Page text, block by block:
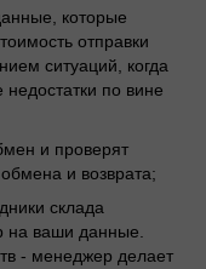
которые
отправки
ситуаций, когда
по вине
и проверят
и возврата;
склада
на ваши данные.
- менеджер делает